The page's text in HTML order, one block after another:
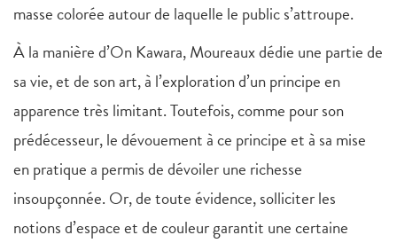
masse colorée autour de laquelle le public s’attroupe.
À la manière d’On Kawara, Moureaux dédie une partie de
sa vie, et de son art, à l’exploration d’un principe en
apparence très limitant. Toutefois, comme pour son
prédécesseur, le dévouement à ce principe et à sa mise
en pratique a permis de dévoiler une richesse
insoupçonnée. Or, de toute évidence, solliciter les
notions d’espace et de couleur garantit une certaine